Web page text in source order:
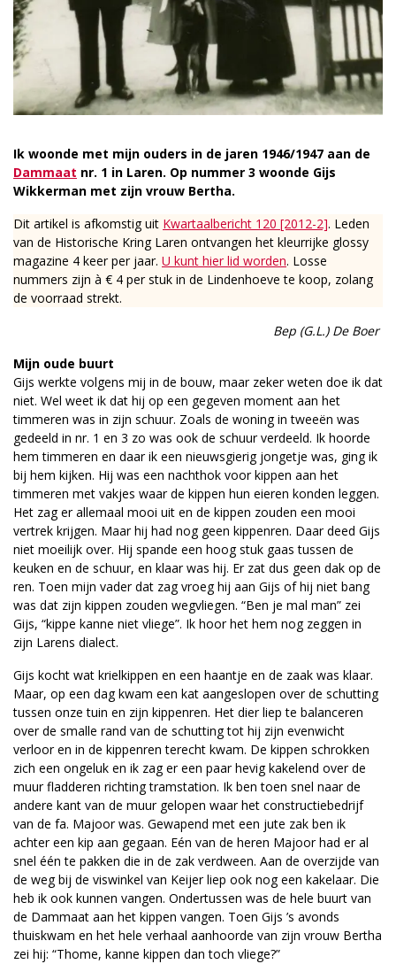
Ik woonde met mijn ouders in de jaren 1946/1947 aan de
Dammaat nr. 1 in Laren. Op nummer 3 woonde Gijs
Wikkerman met zijn vrouw Bertha.
Dit artikel is afkomstig uit Kwartaalbericht 120 [2012-2]. Leden
van de Historische Kring Laren ontvangen het kleurrijke glossy
magazine 4 keer per jaar. U kunt hier lid worden. Losse
nummers zijn à € 4 per stuk in de Lindenhoeve te koop, zolang
de voorraad strekt.
Bep (G.L.) De Boer
Mijn oude buurt
Gijs werkte volgens mij in de bouw, maar zeker weten doe ik dat
niet. Wel weet ik dat hij op een gegeven moment aan het
timmeren was in zijn schuur. Zoals de woning in tweeën was
gedeeld in nr. 1 en 3 zo was ook de schuur verdeeld. Ik hoorde
hem timmeren en daar ik een nieuwsgierig jongetje was, ging ik
bij hem kijken. Hij was een nachthok voor kippen aan het
timmeren met vakjes waar de kippen hun eieren konden leggen.
Het zag er allemaal mooi uit en de kippen zouden een mooi
vertrek krijgen. Maar hij had nog geen kippenren. Daar deed Gijs
niet moeilijk over. Hij spande een hoog stuk gaas tussen de
keuken en de schuur, en klaar was hij. Er zat dus geen dak op de
ren. Toen mijn vader dat zag vroeg hij aan Gijs of hij niet bang
was dat zijn kippen zouden wegvliegen. “Ben je mal man” zei
Gijs, “kippe kanne niet vliege”. Ik hoor het hem nog zeggen in
zijn Larens dialect.
Gijs kocht wat krielkippen en een haantje en de zaak was klaar.
Maar, op een dag kwam een kat aangeslopen over de schutting
tussen onze tuin en zijn kippenren. Het dier liep te balanceren
over de smalle rand van de schutting tot hij zijn evenwicht
verloor en in de kippenren terecht kwam. De kippen schrokken
zich een ongeluk en ik zag er een paar hevig kakelend over de
muur fladderen richting tramstation. Ik ben toen snel naar de
andere kant van de muur gelopen waar het constructiebedrijf
van de fa. Majoor was. Gewapend met een jute zak ben ik
achter een kip aan gegaan. Eén van de heren Majoor had er al
snel één te pakken die in de zak verdween. Aan de overzijde van
de weg bij de viswinkel van Keijer liep ook nog een kakelaar. Die
heb ik ook kunnen vangen. Ondertussen was de hele buurt van
de Dammaat aan het kippen vangen. Toen Gijs ’s avonds
thuiskwam en het hele verhaal aanhoorde van zijn vrouw Bertha
zei hij: “Thome, kanne kippen dan toch vliege?”